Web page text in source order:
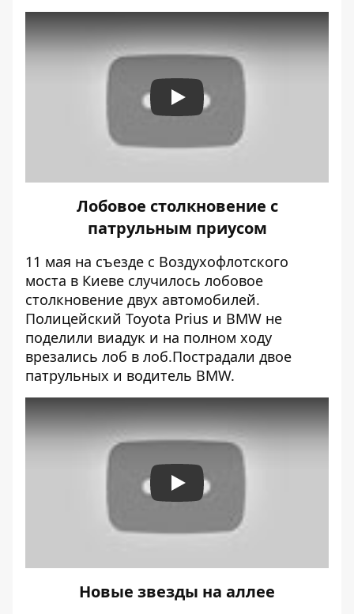
Play
Лобовое столкновение с
патрульным приусом
11 мая на съезде с Воздухофлотского
моста в Киеве случилось лобовое
столкновение двух автомобилей.
Полицейский Toyota Prius и BMW не
поделили виадук и на полном ходу
врезались лоб в лоб.Пострадали двое
патрульных и водитель BMW.
Play
Новые звезды на аллее